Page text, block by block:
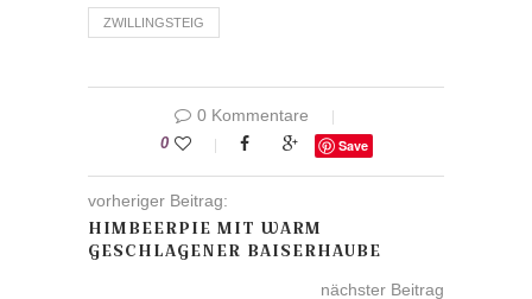
ZWILLINGSTEIG
0 Kommentare
0 Save
vorheriger Beitrag:
HIMBEERPIE MIT WARM
GESCHLAGENER BAISERHAUBE
nächster Beitrag